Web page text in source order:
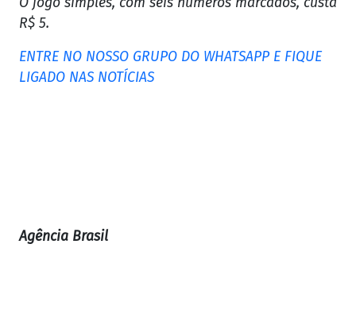
R$ 5.
ENTRE NO NOSSO GRUPO DO WHATSAPP E FIQUE
LIGADO NAS NOTÍCIAS
Agência Brasil